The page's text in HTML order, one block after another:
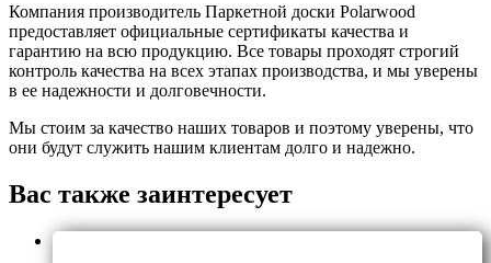
Компания производитель Паркетной доски Polarwood
предоставляет официальные сертификаты качества и
гарантию на всю продукцию. Все товары проходят строгий
контроль качества на всех этапах производства, и мы уверены
в ее надежности и долговечности.
Мы стоим за качество наших товаров и поэтому уверены, что
они будут служить нашим клиентам долго и надежно.
Вас также заинтересует